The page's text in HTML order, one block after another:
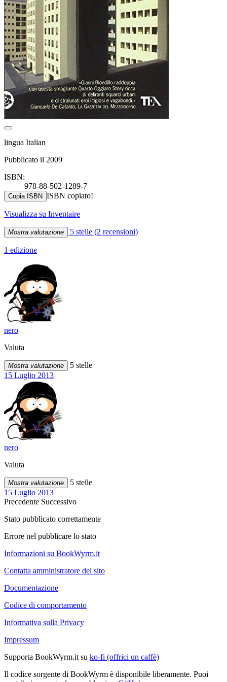
lingua Italian
Pubblicato il 2009
ISBN:
978-88-502-1289-7
Copia ISBN ISBN copiato!
Visualizza su Inventaire
Mostra valutazione 5 stelle (2 recensioni)
1 edizione
nero
Valuta
Mostra valutazione
5 stelle
15 Luglio 2013
nero
Valuta
Mostra valutazione
5 stelle
15 Luglio 2013
Precedente Successivo
Stato pubblicato correttamente
Errore nel pubblicare lo stato
Informazioni su BookWyrm.it
Contatta amministratore del sito
Documentazione
Codice di comportamento
Informativa sulla Privacy
Impressum
Supporta BookWyrm.it su ko-fi (offrici un caffè)
Il codice sorgente di BookWyrm è disponibile liberamente. Puoi